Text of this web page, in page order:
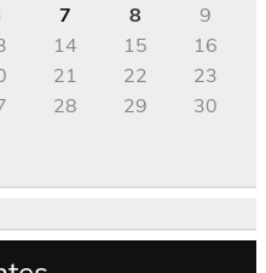
7 8
9
14 15
16
21 22
23
28 29
30